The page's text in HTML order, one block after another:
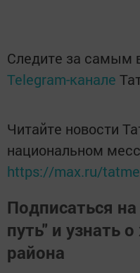
Следите за самым
Telegram-канале
Читайте новости
национальном
https://max.ru/
Подписаться
путь" и узнать
района